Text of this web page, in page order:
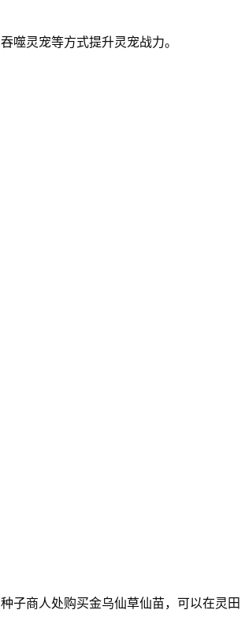
噬灵宠等方式提升灵宠战力。
子商人处购买金乌仙草仙苗，可以在灵田